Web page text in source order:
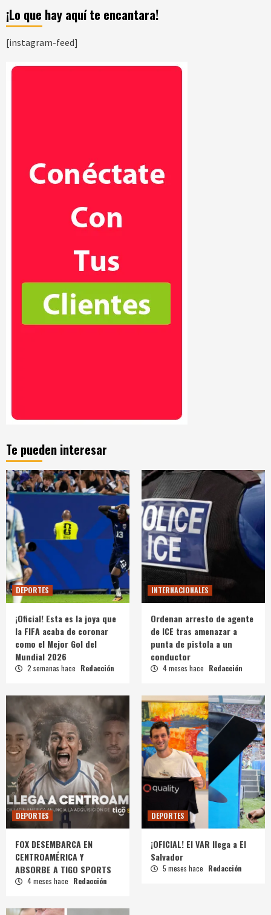
¡Lo que hay aquí te encantara!
[instagram-feed]
Te pueden interesar
DEPORTES
¡Oficial! Esta es la joya que
la FIFA acaba de coronar
como el Mejor Gol del
Mundial 2026
2 semanas hace Redacción
INTERNACIONALES
Ordenan arresto de agente
de ICE tras amenazar a
punta de pistola a un
conductor
4 meses hace Redacción
DEPORTES
FOX DESEMBARCA EN
CENTROAMÉRICA Y
ABSORBE A TIGO SPORTS
4 meses hace Redacción
DEPORTES
¡OFICIAL! El VAR llega a El
Salvador
5 meses hace Redacción